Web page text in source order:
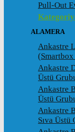
Pull-Out
ALAMERA
Ankastre
(Smartbox
Ankastre
Üstü
Ankastre
Üstü
Ankastre
Sıva